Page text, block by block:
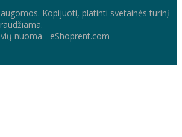
Kopijuoti, platinti svetainės turinį
nuoma - eShoprent.com